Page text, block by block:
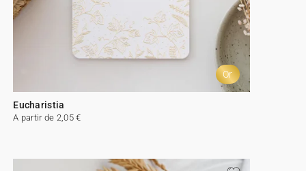
Or
Eucharistia
A partir de 2,05 €